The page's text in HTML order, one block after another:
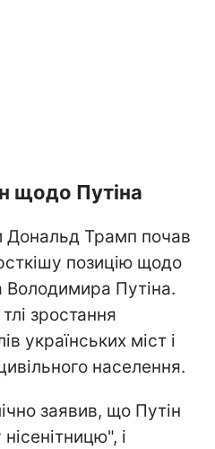
щодо Путіна
Дональд Трамп почав
позицію щодо
Володимира Путіна.
зростання
українських міст і
населення.
заявив, що Путін
і